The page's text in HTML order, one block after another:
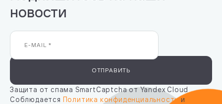
новости
ОТПРАВИТЬ
Защита от спама SmartCaptcha от Yandex Cloud
Соблюдается Политика конфиденциальностии